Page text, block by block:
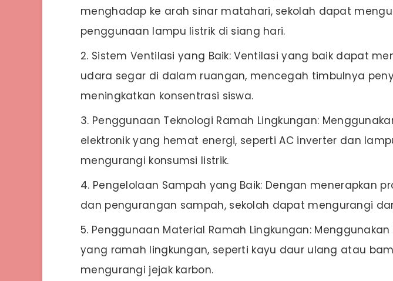
menghadap ke arah sinar matahari, sekolah dapat
penggunaan lampu listrik di siang hari.
Sistem Ventilasi yang Baik: Ventilasi yang baik dapat
udara segar di dalam ruangan, mencegah timbulnya
meningkatkan konsentrasi siswa.
Penggunaan Teknologi Ramah Lingkungan:
elektronik yang hemat energi, seperti AC inverter dan
mengurangi konsumsi listrik.
Pengelolaan Sampah yang Baik: Dengan menerapkan
dan pengurangan sampah, sekolah dapat mengurangi
Penggunaan Material Ramah Lingkungan:
yang ramah lingkungan, seperti kayu daur ulang atau
mengurangi jejak karbon.